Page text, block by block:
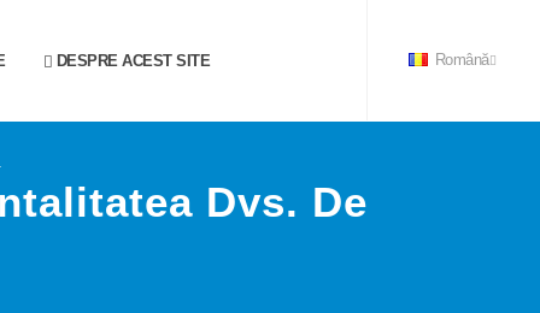
DESPRE ACEST SITE Română
Dvs. De